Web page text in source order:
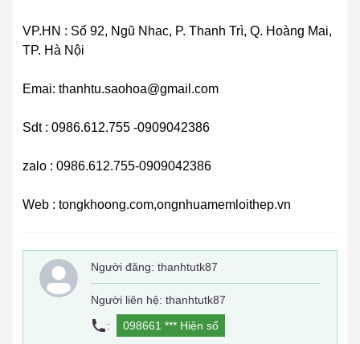
VP.HN : Số 92, Ngũ Nhac, P. Thanh Trì, Q. Hoàng Mai,
TP. Hà Nội
Emai: thanhtu.saohoa@gmail.com
Sdt : 0986.612.755 -0909042386
zalo : 0986.612.755-0909042386
Web : tongkhoong.com,ongnhuamemloithep.vn
Người đăng: thanhtutk87
Người liên hệ: thanhtutk87
:
098661 *** Hiện số